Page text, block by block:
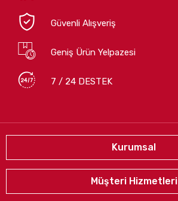
Güvenli Alışveriş
Geniş Ürün Yelpazesi
7 / 24 DESTEK
Kurumsal
Müşteri Hizmetleri